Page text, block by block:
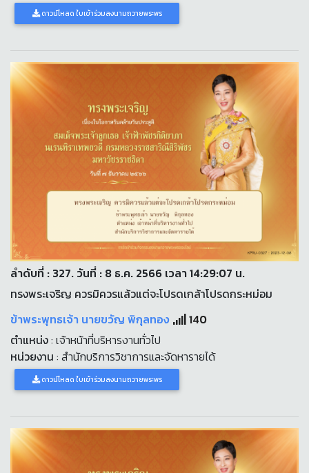
ดาวน์โหลด ใบเข้าร่วมลงนามถวายพระพร
ลำดับที่ : 327. วันที่ : 8 ธ.ค. 2566 เวลา 14:29:07 น.
ทรงพระเจริญ ควรมิควรแล้วแต่จะโปรดเกล้าโปรดกระหม่อม
ข้าพระพุทธเจ้า นายขวัญ พิกุลทอง
140
ตำแหน่ง: เจ้าหน้าที่บริหารงานทั่วไป
หน่วยงาน : สำนักบริการวิชาการและจัดหารายได้
ดาวน์โหลด ใบเข้าร่วมลงนามถวายพระพร